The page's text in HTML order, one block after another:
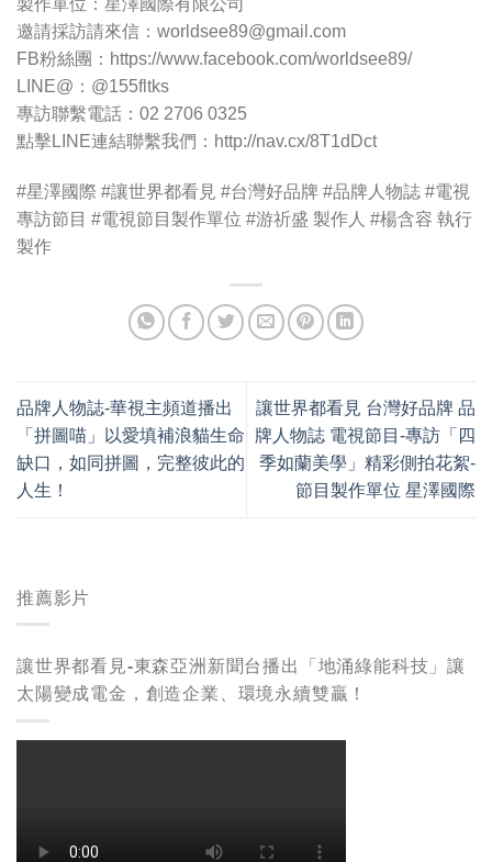
推薦影片
讓世界都看見-東森亞洲新聞台播出「地涌綠能科技」讓
太陽變成電金，創造企業、環境永續雙贏！
製作單位：星澤國際有限公司
邀請採訪請來信： worldsee89@gmail.com
FB粉絲團：https://www.facebook.com/worldsee89/
LINE@：@155fltks
專訪聯繫電話：02 2706 0325
點擊LINE連結聯繫我們：http://nav.cx/8T1dDct
#星澤國際 #讓世界都看見 #台灣好品牌 #品牌人物誌 #電視
專訪節目 #電視節目製作單位 #游祈盛 製作人 #楊含容 執行
製作
品牌人物誌-華視主頻道播出
「拼圖喵」以愛填補浪貓生命
缺口，如同拼圖，完整彼此的
人生！
讓世界都看見 台灣好品牌 品
牌人物誌 電視節目-專訪「四
季如蘭美學」精彩側拍花絮-
節目製作單位 星澤國際